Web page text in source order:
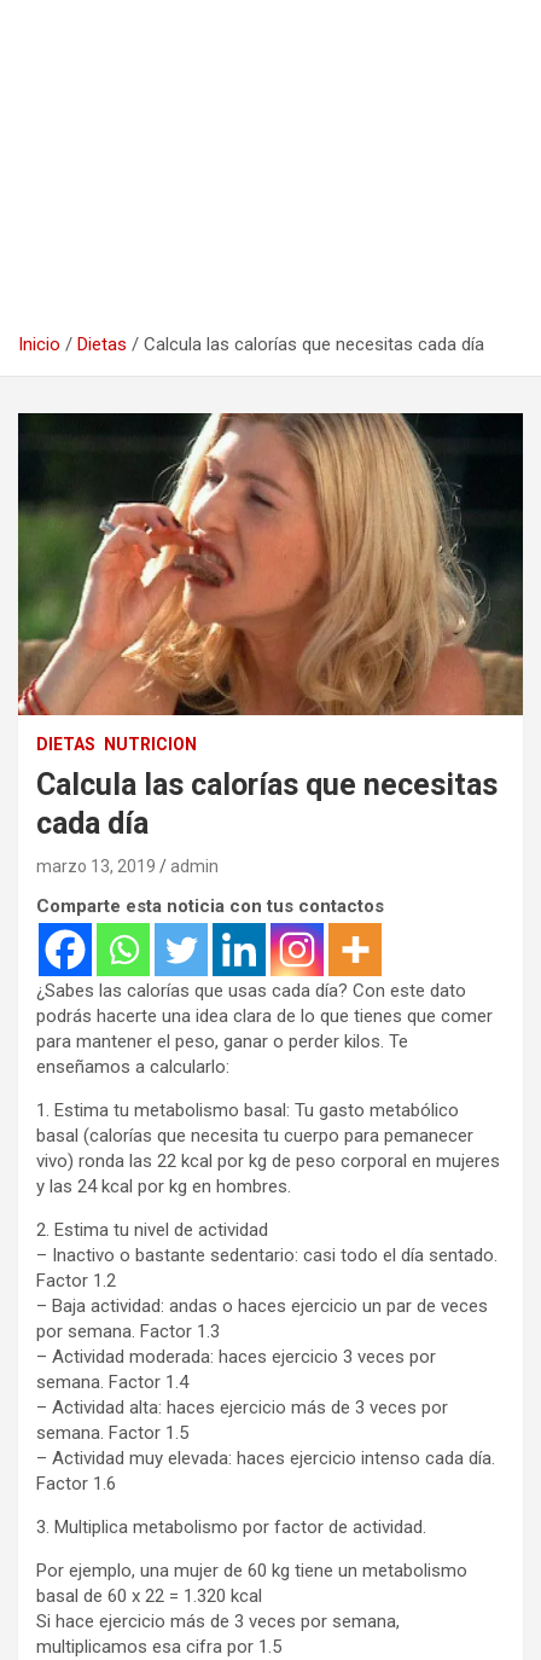
Inicio Dietas Calcula las calorías que necesitas cada día
DIETAS NUTRICION
Calcula las calorías que necesitas
cada día
marzo 13, 2019 admin
Comparte esta noticia con tus contactos
¿Sabes las calorías que usas cada día? Con este dato
podrás hacerte una idea clara de lo que tienes que comer
para mantener el peso, ganar o perder kilos. Te
enseñamos a calcularlo:
1. Estima tu metabolismo basal: Tu gasto metabólico
basal (calorías que necesita tu cuerpo para pemanecer
vivo) ronda las 22 kcal por kg de peso corporal en mujeres
y las 24 kcal por kg en hombres.
2. Estima tu nivel de actividad
– Inactivo o bastante sedentario: casi todo el día sentado.
Factor 1.2
– Baja actividad: andas o haces ejercicio un par de veces
por semana. Factor 1.3
– Actividad moderada: haces ejercicio 3 veces por
semana. Factor 1.4
– Actividad alta: haces ejercicio más de 3 veces por
semana. Factor 1.5
– Actividad muy elevada: haces ejercicio intenso cada día.
Factor 1.6
3. Multiplica metabolismo por factor de actividad.
Por ejemplo, una mujer de 60 kg tiene un metabolismo
basal de 60 x 22 = 1.320 kcal
Si hace ejercicio más de 3 veces por semana,
multiplicamos esa cifra por 1.5